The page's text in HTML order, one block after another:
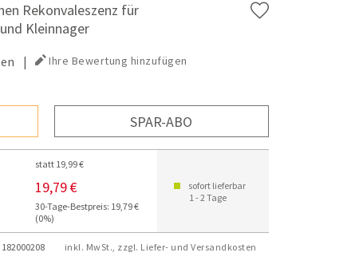
Rekonvaleszenz für
Kleinnager
| Ihre Bewertung hinzufügen
SPAR-ABO
statt 19,99 €
19,79 €
30-Tage-Bestpreis: 19,79 €
(0%)
sofort lieferbar
1 - 2 Tage
182000208 inkl. MwSt., zzgl. Liefer- und Versandkosten